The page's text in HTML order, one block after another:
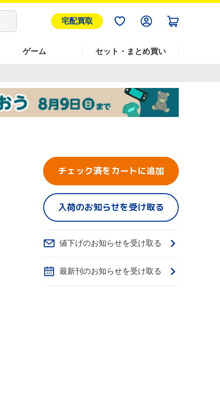
宅配買取
ゲーム セット・まとめ買い
チェック済をカートに追加
入荷のお知らせを受け取る
値下げのお知らせを受け取る
最新刊のお知らせを受け取る